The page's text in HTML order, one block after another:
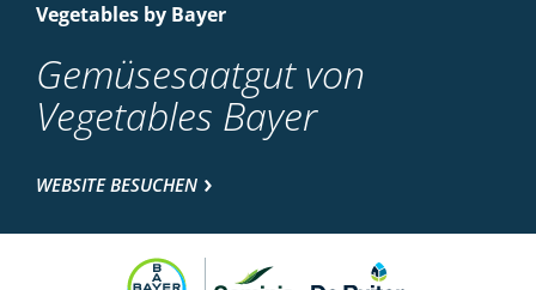
Vegetables by Bayer
Gemüsesaatgut von
Vegetables Bayer
WEBSITE BESUCHEN